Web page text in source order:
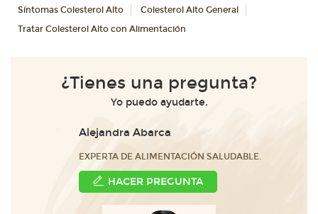
Síntomas Colesterol Alto
Colesterol Alto General
Tratar Colesterol Alto con Alimentación
¿Tienes una pregunta?
Yo puedo ayudarte.
Alejandra Abarca
EXPERTA DE ALIMENTACIÓN SALUDABLE.
HACER PREGUNTA